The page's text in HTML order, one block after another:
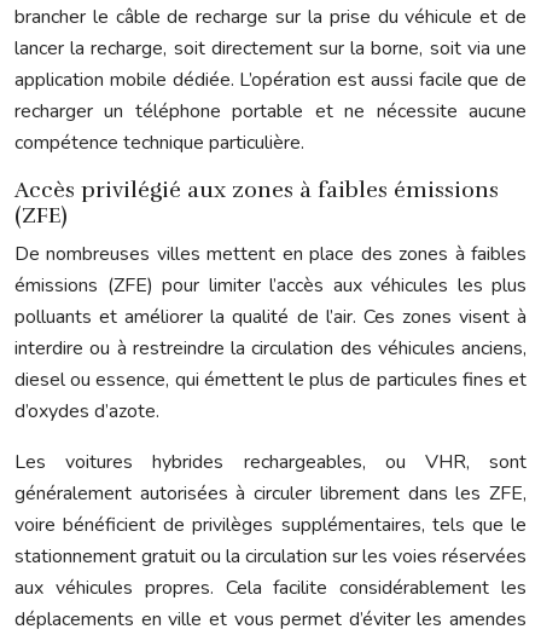
brancher le câble de recharge sur la prise du véhicule et de
lancer la recharge, soit directement sur la borne, soit via une
application mobile dédiée. L’opération est aussi facile que de
recharger un téléphone portable et ne nécessite aucune
compétence technique particulière.
Accès privilégié aux zones à faibles émissions
(ZFE)
De nombreuses villes mettent en place des zones à faibles
émissions (ZFE) pour limiter l’accès aux véhicules les plus
polluants et améliorer la qualité de l’air. Ces zones visent à
interdire ou à restreindre la circulation des véhicules anciens,
diesel ou essence, qui émettent le plus de particules fines et
d’oxydes d’azote.
Les voitures hybrides rechargeables, ou VHR, sont
généralement autorisées à circuler librement dans les ZFE,
voire bénéficient de privilèges supplémentaires, tels que le
stationnement gratuit ou la circulation sur les voies réservées
aux véhicules propres. Cela facilite considérablement les
déplacements en ville et vous permet d’éviter les amendes